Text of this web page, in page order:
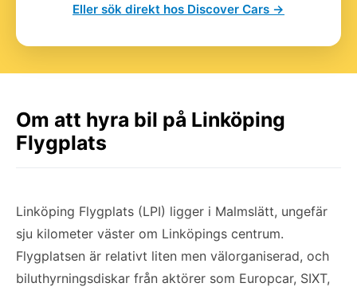
Eller sök direkt hos Discover Cars →
Om att hyra bil på Linköping
Flygplats
Linköping Flygplats (LPI) ligger i Malmslätt, ungefär
sju kilometer väster om Linköpings centrum.
Flygplatsen är relativt liten men välorganiserad, och
biluthyrningsdiskar från aktörer som Europcar, SIXT,